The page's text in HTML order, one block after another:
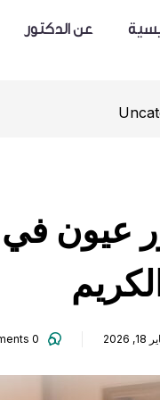
عن الدكتور
عيون في
2026
0